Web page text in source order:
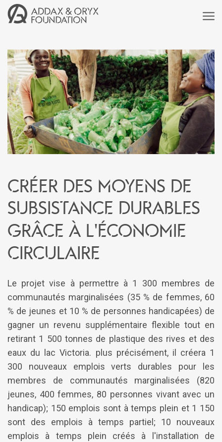
Créer des moyens de
subsistance durables
grâce à l'économie
circulaire
Le projet vise à permettre à 1 300 membres de
communautés marginalisées (35 % de femmes, 60
% de jeunes et 10 % de personnes handicapées) de
gagner un revenu supplémentaire flexible tout en
retirant 1 500 tonnes de plastique des rives et des
eaux du lac Victoria. plus précisément, il créera 1
300 nouveaux emplois verts durables pour les
membres de communautés marginalisées (820
jeunes, 400 femmes, 80 personnes vivant avec un
handicap); 150 emplois sont à temps plein et 1 150
sont des emplois à temps partiel; 10 nouveaux
emplois à temps plein créés à l'installation de